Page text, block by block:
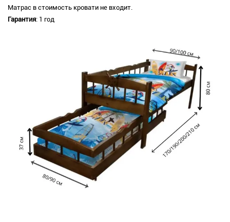
Матрас в стоимость кровати не входит.
Гарантия: 1 год